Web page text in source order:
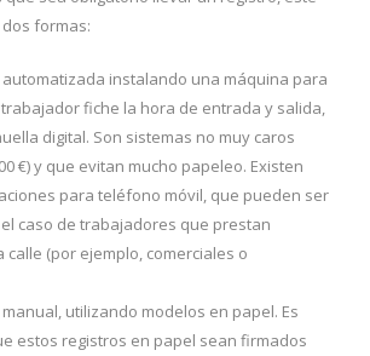
formas:
automatizada instalando una máquina para
fiche la hora de entrada y salida,
digital. Son sistemas no muy caros
€) y que evitan mucho papeleo. Existen
para teléfono móvil, que pueden ser
caso de trabajadores que prestan
calle (por ejemplo, comerciales o
manual, utilizando modelos en papel. Es
estos registros en papel sean firmados